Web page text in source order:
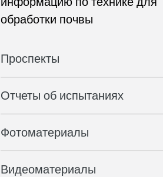
обработки почвы
Проспекты
Отчеты об испытаниях
Фотоматериалы
Видеоматериалы